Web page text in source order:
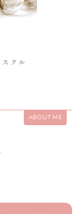
ABOUT ME